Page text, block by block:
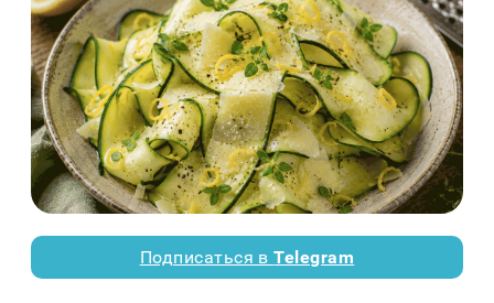
Подписаться вTelegram